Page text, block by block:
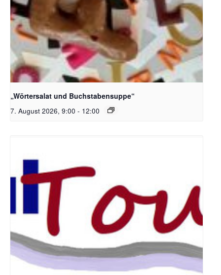
Bildquelle_ Pixabay Free_Christoph Meinersmann
„Wörtersalat und Buchstabensuppe“
7. August 2026, 9:00 - 12:00